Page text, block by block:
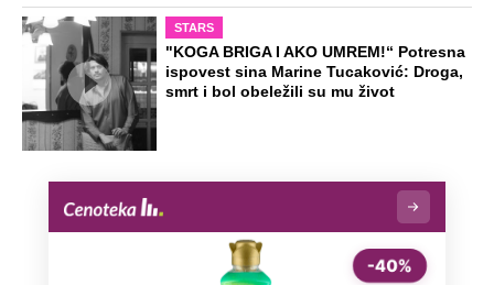
STARS
"KOGA BRIGA I AKO UMREM!“ Potresna
ispovest sina Marine Tucaković: Droga,
smrt i bol obeležili su mu život